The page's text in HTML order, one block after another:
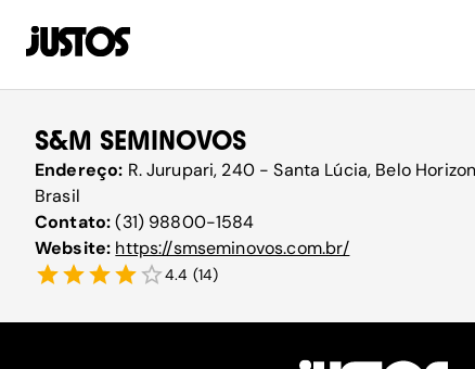
S&M SEMINOVOS
Endereço: R. Jurupari, 240 - Santa Lúcia, Belo
Brasil
Contato:(31) 98800-1584
Website: https://smseminovos.com.br/
4.4 (14)